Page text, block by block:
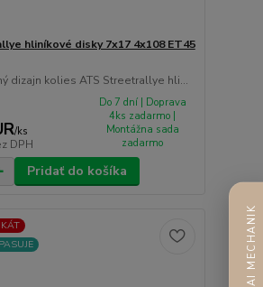
hliníkové disky 7x17 4x108 ET45
dizajn kolies ATS Streetrallye hli...
/ks
DPH
Do 7 dní | Doprava
4ks zadarmo |
Montážna sada
zadarmo
Pridať do košíka
AI MECHANIK